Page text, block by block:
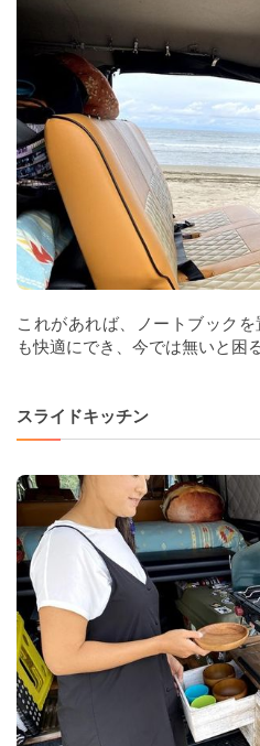
これがあれば、ノートブック
も快適にでき、今では無いと困
スライドキッチン